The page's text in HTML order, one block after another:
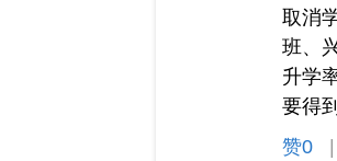
取消
班、
升学
要得
赞0